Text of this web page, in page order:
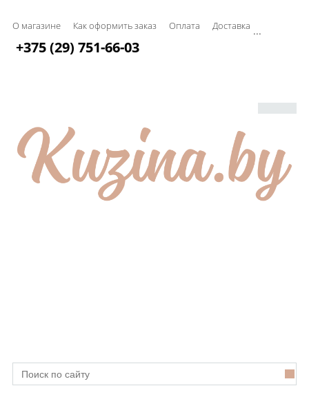
О магазине Как оформить заказ Оплата Доставка ...
+375 (29) 751-66-03